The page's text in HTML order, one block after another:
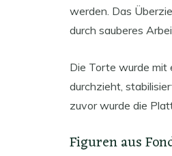
werden. Das
durch sauberes
Die Torte wurde mit
durchzieht,
zuvor wurde die
Figuren aus